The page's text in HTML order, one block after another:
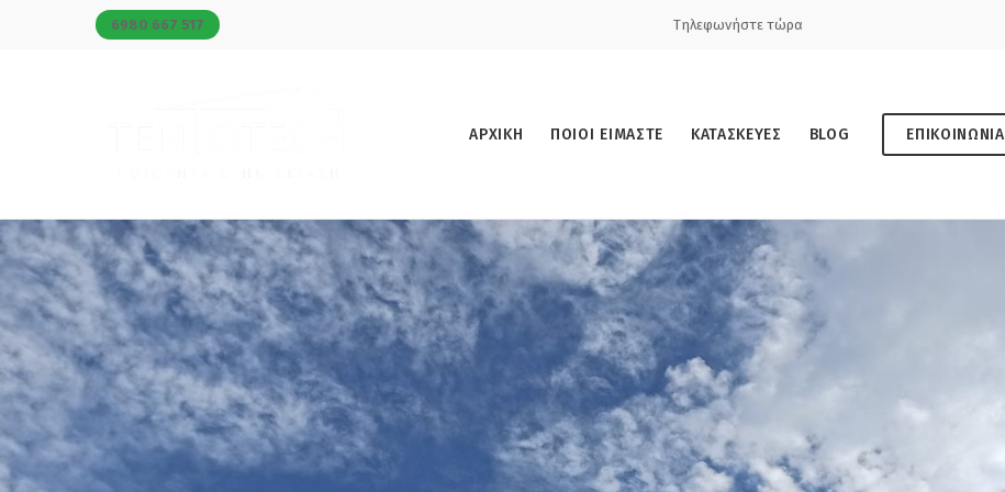
6980 667 517 Τηλεφωνήστε τώρα
ΑΡΧΙΚΗ ΠΟΙΟΙ ΕΙΜΑΣΤΕ ΚΑΤΑΣΚΕΥΕΣ BLOG ΕΠΙΚΟΙΝΩΝΙΑ